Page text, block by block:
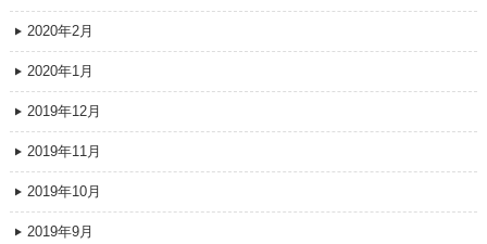
2020年2月
2020年1月
2019年12月
2019年11月
2019年10月
2019年9月